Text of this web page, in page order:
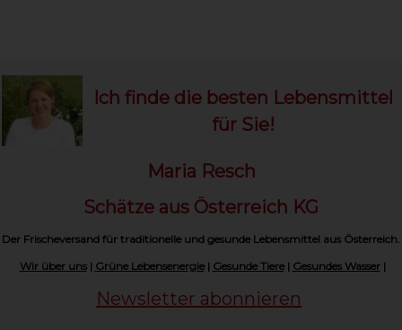
Ich finde die besten Lebensmittel
für Sie!
Maria Resch
Schätze aus Österreich KG
Der Frischeversand für traditionelle und gesunde Lebensmittel aus Österreich.
Wir über uns| Grüne Lebensenergie| Gesunde Tiere| Gesundes Wasser|
Newsletter abonnieren